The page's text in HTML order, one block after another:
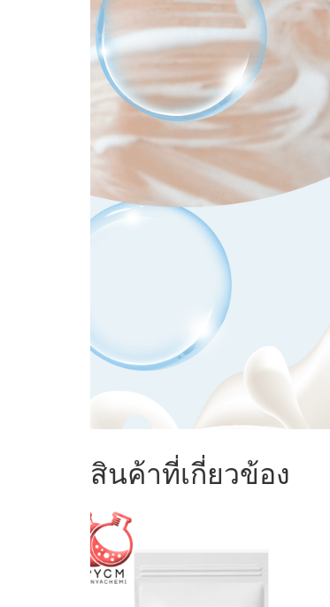
สินค้าที่เกี่ยวข้อง